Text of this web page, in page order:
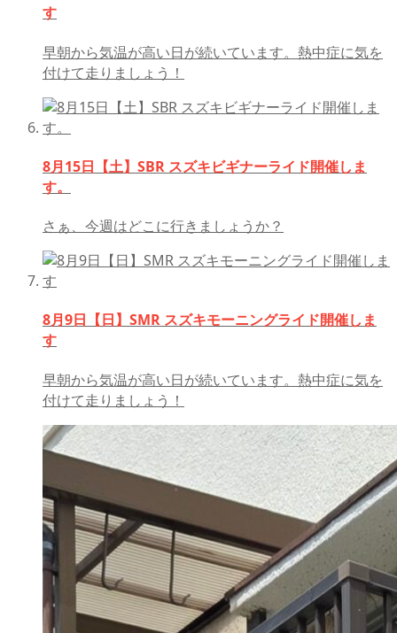
す
早朝から気温が高い日が続いています。熱中症に気を
付けて走りましょう！
8月15日【土】SBR スズキビギナーライド開催しま
す。
さぁ、今週はどこに行きましょうか？
8月9日【日】SMR スズキモーニングライド開催しま
す
早朝から気温が高い日が続いています。熱中症に気を
付けて走りましょう！